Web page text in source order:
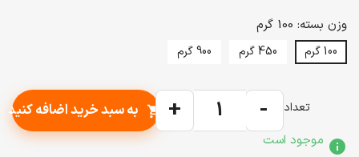
وزن بسته: 100 گرم
100 گرم 450 گرم 900 گرم
تعداد -
+
shopping_cart به سبد خرید اضافه کنید
info موجود است